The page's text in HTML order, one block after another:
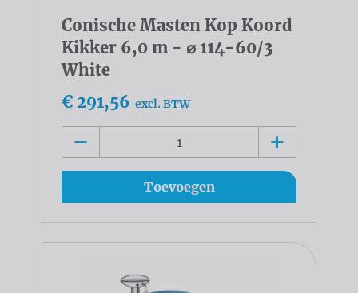
Conische Masten Kop Koord
Kikker 6,0 m - ⌀ 114-60/3
White
€ 291,56 excl. BTW
Toevoegen